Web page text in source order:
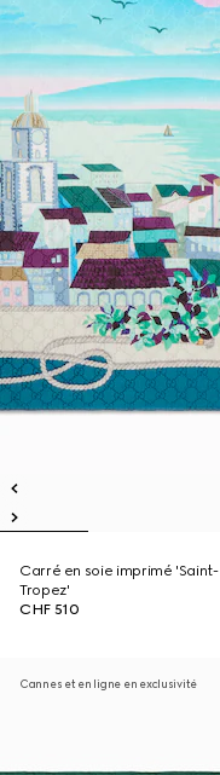
Carré en soie imprimé 'Saint-
Tropez'
CHF 510
Cannes et en ligne en exclusivité